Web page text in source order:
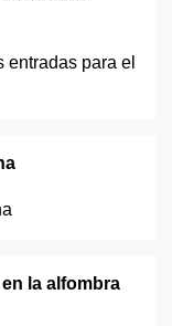
la alfombra